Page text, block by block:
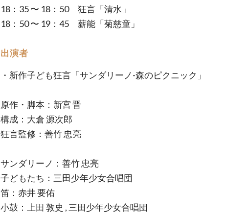
18：35 〜 18：50 狂言「清水」
18：50 〜 19：45 薪能「菊慈童」
出演者
・新作子ども狂言「サンダリーノ-森のピクニック」
原作・脚本：新宮 晋
構成：大倉 源次郎
狂言監修：善竹 忠亮
サンダリーノ：善竹 忠亮
子どもたち：三田少年少女合唱団
笛：赤井 要佑
小鼓：上田 敦史 , 三田少年少女合唱団